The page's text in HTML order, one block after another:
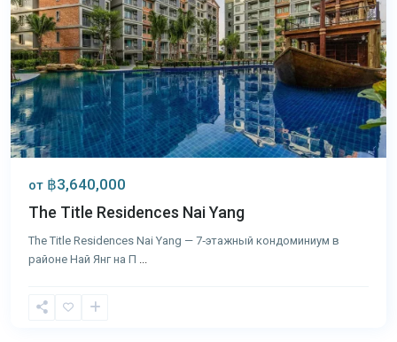
от ฿3,640,000
The Title Residences Nai Yang
The Title Residences Nai Yang — 7‑этажный кондоминиум в
районе Най Янг на П